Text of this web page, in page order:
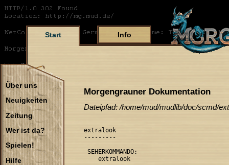
Start Info
Über uns
Neuigkeiten
Zeitung
Wer ist da?
Spielen!
Hilfe
Morgengrauner Dokumentation
Dateipfad: /home/mud/mudlib/doc/scmd/
extralook
---------
SEHERKOMMANDO:
    extralook